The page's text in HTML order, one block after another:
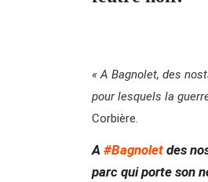
« A Bagnolet, des
pour lesquels la
Corbière.
A #Bagnolet des
parc qui porte son